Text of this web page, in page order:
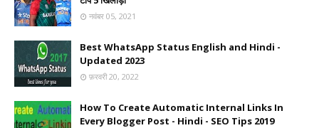
नवंबर 05, 2021
Best WhatsApp Status English and Hindi -
Updated 2023
फ़रवरी 20, 2022
How To Create Automatic Internal Links In
Every Blogger Post - Hindi - SEO Tips 2019